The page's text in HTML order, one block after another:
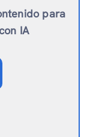
para
IA